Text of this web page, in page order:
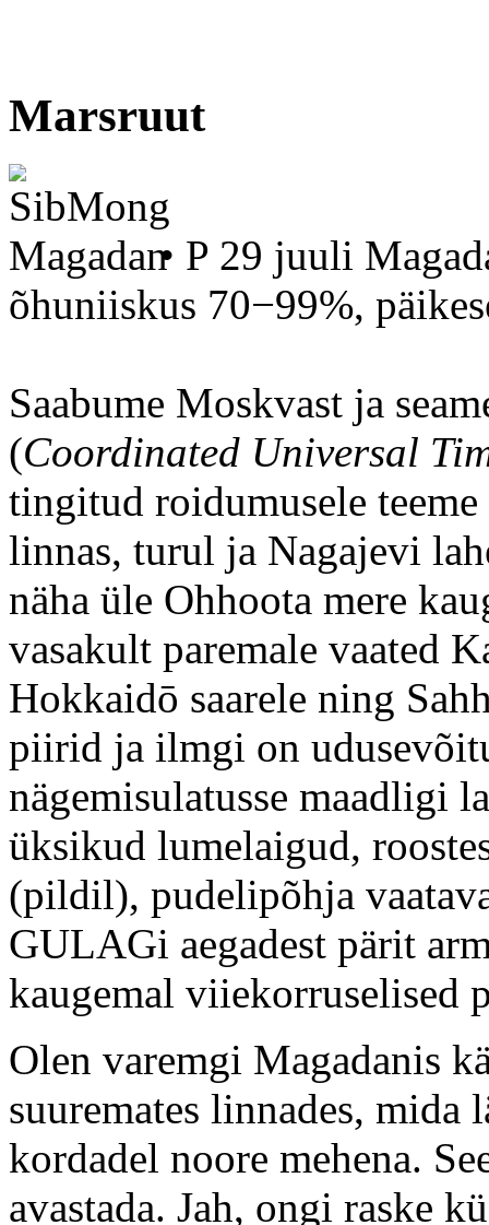
Marsruut
• P 29 juuli
õhuniiskus 70−99%,
Saabume Moskvast ja
(Coordinated Universal
tingitud roidumusele
linnas, turul ja Nagajevi
näha üle Ohhoota mere
vasakult paremale vaated
Hokkaidō saarele ning
piirid ja ilmgi on
nägemisulatusse maadligi
üksikud lumelaigud,
(pildil), pudelipõhja
GULAGi aegadest pärit
kaugemal viiekorruselised
Olen varemgi Magadanis
suuremates linnades,
kordadel noore mehena.
avastada. Jah, ongi raske